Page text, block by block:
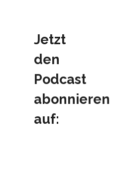
Jetzt
den
Podcast
abonnieren
auf: